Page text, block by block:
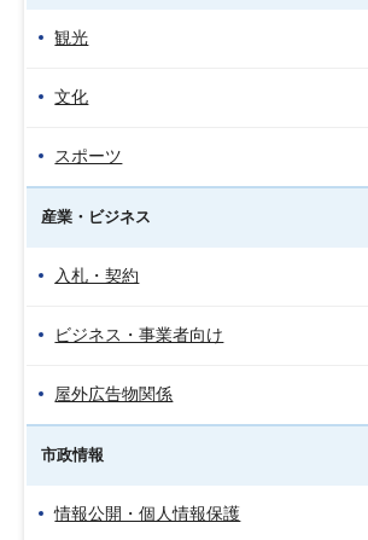
観光
文化
スポーツ
産業・ビジネス
入札・契約
ビジネス・事業者向け
屋外広告物関係
市政情報
情報公開・個人情報保護